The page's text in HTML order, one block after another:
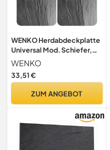
WENKO Herdabdeckplatte
Universal Mod. Schiefer,
höhenverstellbar für alle
Herdarten, Schneidebrett
und Spritzschutz, Glas, 30 x
WENKO
33,51 €
ZUM ANGEBOT